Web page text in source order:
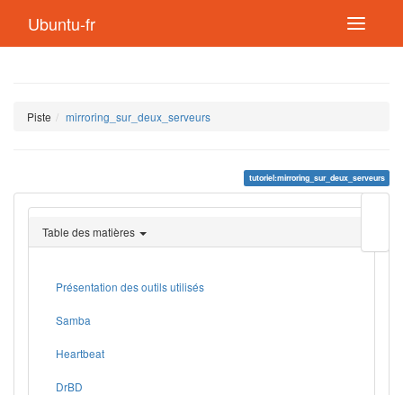
Ubuntu-fr
Piste mirroring_sur_deux_serveurs
tutoriel:mirroring_sur_deux_serveurs
page
Table des matières
Présentation des outils utilisés
Samba
Heartbeat
DrBD